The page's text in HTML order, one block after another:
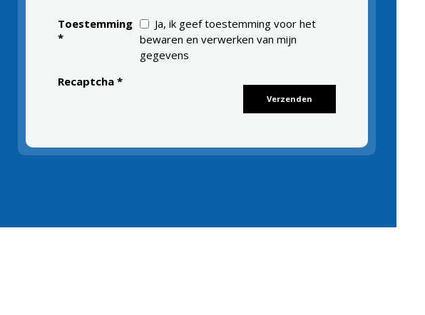
Toestemming
*
Ja, ik geef toestemming voor het
bewaren en verwerken van mijn
gegevens
Recaptcha *